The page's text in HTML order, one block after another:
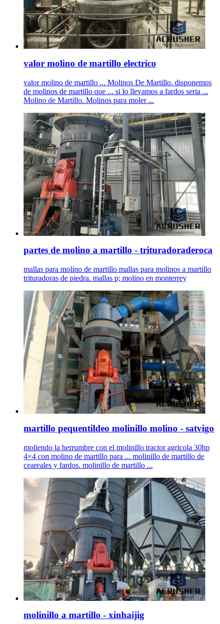
valor molino de martillo electrico
valor molino de martillo ... Molinos De Martillo. disponemos
de molinos de martillo que ... si lo llevamos a fardos seria ...
Molino de Martillo. Molinos para moler ...
partes de molino a martillo - trituradoraderoca
mallas para molino de martillo mallas para molinos a martillo
trituradoras de piedra. mallas p; molino en monterrey
martillo pequentildeo molinillo molino - satvigo
moliendo la herrumbre con el molinillo tractor agricola 30hp
4×4 con molino de martillo para ... molinillo de martillo de
ceareales y fardos. molinillo de martillo ...
molinillo a martillo - xinhaijig